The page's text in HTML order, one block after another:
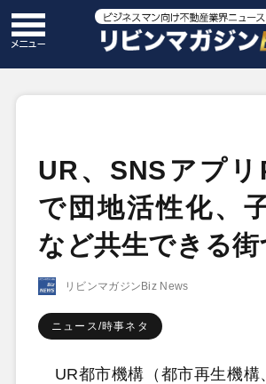
UR、SNSアプリ
で団地活性化、
など共生できる街
リビンマガジンBiz News
ニュース/時事ネタ
UR都市機構（都市再生機構